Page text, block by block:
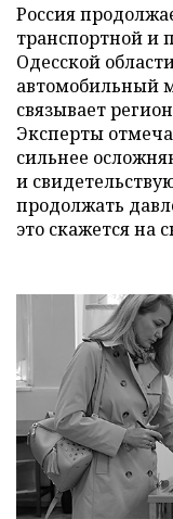
Россия
транспортной и
Одесской
автомобильный
связывает
Эксперты
сильнее
и
продолжать
это скажется на